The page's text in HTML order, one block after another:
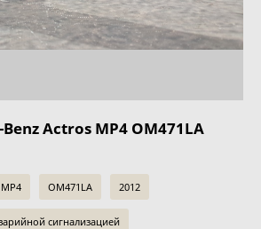
Actros MP4 OM471LA
MP4 OM471LA 2012
сигнализацией